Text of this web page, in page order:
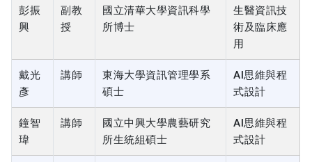
彭振
興
副教
授
國立清華大學資訊科學
所博士
生醫資訊技
術及臨床應
用
戴光
彥
講師
東海大學資訊管理學系
碩士
AI思維與程
式設計
鐘智
瑋
講師
國立中興大學農藝研究
所生統組碩士
AI思維與程
式設計